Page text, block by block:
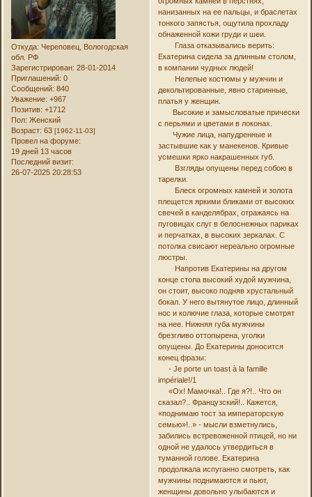
Откуда: Череповец, Вологодская
обл. РФ
Зарегистрирован: 28-01-2014
Приглашений: 0
Сообщений: 840
Уважение: +967
Позитив: +1712
Пол: Женский
Возраст: 63[1962-11-03]
Провел на форуме:
19 дней 13 часов
Последний визит:
26-07-2025 20:28:53
нанизанных на ее пальцы, и браслетах
тонкого запястья, ощутила прохладу
обнаженной кожи груди и шеи.
Глаза отказывались верить:
Екатерина сидела за длинным столом,
в компании чудных людей!
Нелепые костюмы у мужчин и
декольтированные, явно старинные,
платья у женщин.
Высокие и замысловатые прически
с перьями и цветами в локонах.
Чужие лица, напудренные и
застывшие как у манекенов. Кривые
усмешки ярко накрашенных губ.
Взгляды опущены перед собою в
тарелки.
Блеск огромных камней и золота
плещется яркими бликами от высоких
свечей в канделябрах, отражаясь на
пуговицах слуг в белоснежных париках
и перчатках, в высоких зеркалах. С
потолка свисают нереально огромные
люстры.
Напротив Екатерины на другом
конце стола высокий худой мужчина,
он стоит, высоко подняв хрустальный
бокал. У него вытянутое лицо, длинный
нос и колючие глаза, которые смотрят
на нее. Нижняя губа мужчины
брезгливо оттопырена, уголки
опущены. До Екатерины доносится
конец фразы:
- Je porte un toast à la famille
impériale!/1
«Ох! Мамочка!.. Где я?!.. Что он
сказал?.. Французский!.. Кажется,
«поднимаю тост за императорскую
семью»!..» - мысли взметнулись,
забились встревоженной птицей, но ни
одной не удалось утвердиться в
туманной голове. Екатерина
продолжала испуганно смотреть, как
мужчины поднимаются и пьют,
женщины довольно улыбаются и